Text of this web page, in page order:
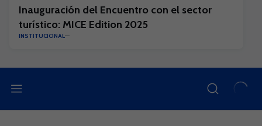
Inauguración del Encuentro con el sector
turístico: MICE Edition 2025
INSTITUCIONAL